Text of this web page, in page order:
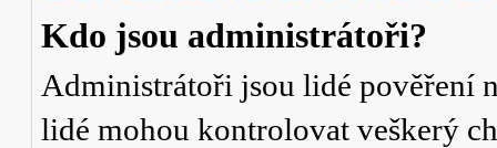
Kdo jsou administrátoři?
Administrátoři jsou lidé pověření
lidé mohou kontrolovat veškerý